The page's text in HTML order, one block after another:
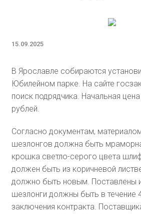
15.09.2025
В Ярославле собираются
Юбилейном парке. На сайте
поиск подрядчика. Начальная
рублей.
Согласно документам,
шезлонгов должна быть
крошка светло-серого цвета
должен быть из коричневой
должно быть новым. Поставлены
шезлонги должны быть в течение
заключения контракта.